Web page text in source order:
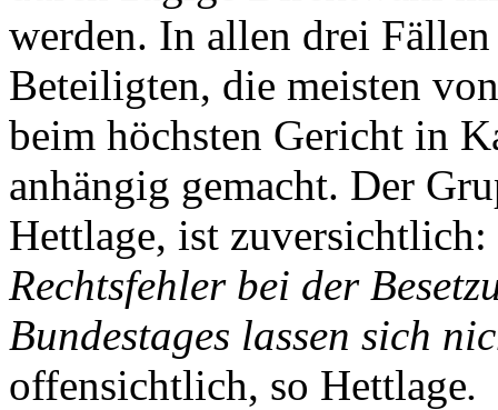
werden. In allen drei
Beteiligten, die meisten
beim höchsten Gericht in
anhängig gemacht. Der
Hettlage, ist zuversichtlich:
Rechtsfehler bei der
Bundestages lassen sich
offensichtlich, so Hettlage.